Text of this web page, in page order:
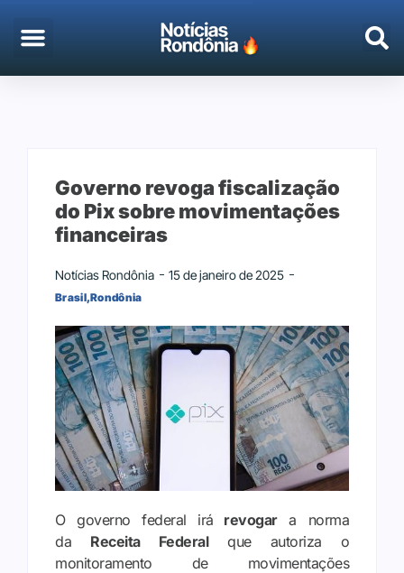
Governo revoga fiscalização
do Pix sobre movimentações
financeiras
Notícias Rondônia 15 de janeiro de 2025
Brasil,Rondônia
O governo federal irá revogara norma
da Receita Federalque autoriza o
monitoramento de movimentações